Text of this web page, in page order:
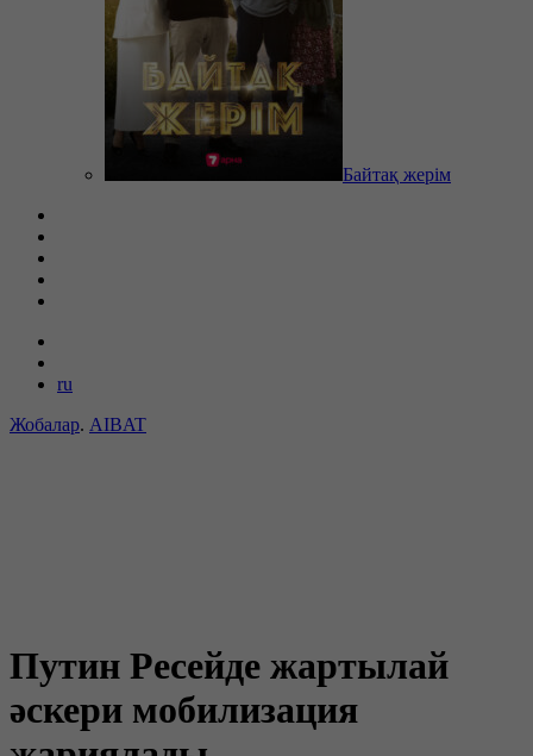
Байтақ жерім
ru
Жобалар. AIBAT
Путин Ресейде жартылай
әскери мобилизация